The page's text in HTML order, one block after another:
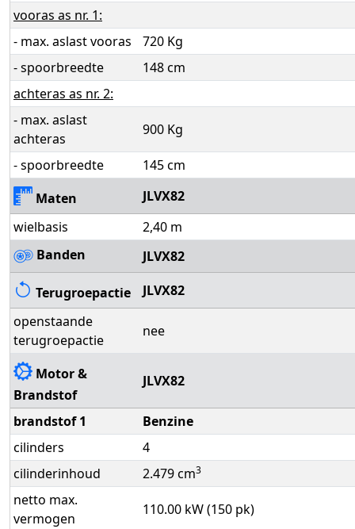
vooras as nr. 1:
- max. aslast vooras
720 Kg
- spoorbreedte
148 cm
achteras as nr. 2:
- max. aslast
achteras
900 Kg
- spoorbreedte
145 cm
Maten
JLVX82
wielbasis
2,40 m
Banden
JLVX82
Terugroepactie
JLVX82
openstaande
terugroepactie
nee
Motor &
Brandstof
JLVX82
brandstof 1
Benzine
cilinders
4
cilinderinhoud
2.479 cm3
netto max.
vermogen
110.00 kW (150 pk)